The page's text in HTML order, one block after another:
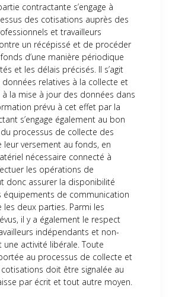
contractante s’engage à
des cotisations auprès des
et travailleurs
un récépissé et de procéder
d’une manière périodique
et les délais précisés. Il s’agit
relatives à la collecte et
la mise à jour des données dans
prévu à cet effet par la
s’engage également au bon
processus de collecte des
versement au fonds, en
nécessaire connecté à
les opérations de
donc assurer la disponibilité
équipements de communication
les deux parties. Parmi les
il y a également le respect
indépendants et non-
une activité libérale. Toute
au processus de collecte et
doit être signalée au
par écrit et tout autre moyen.